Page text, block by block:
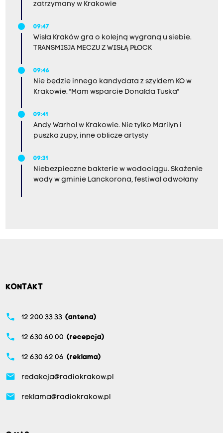
zatrzymany w Krakowie
09:47
Wisła Kraków gra o kolejną wygraną u siebie.
TRANSMISJA MECZU Z WISŁĄ PŁOCK
09:46
Nie będzie innego kandydata z szyldem KO w
Krakowie. "Mam wsparcie Donalda Tuska"
09:41
Andy Warhol w Krakowie. Nie tylko Marilyn i
puszka zupy, inne oblicze artysty
09:31
Niebezpieczne bakterie w wodociągu. Skażenie
wody w gminie Lanckorona, festiwal odwołany
KONTAKT
phone 12 200 33 33 (antena)
phone 12 630 60 00 (recepcja)
phone 12 630 62 06 (reklama)
email redakcja@radiokrakow.pl
email reklama@radiokrakow.pl